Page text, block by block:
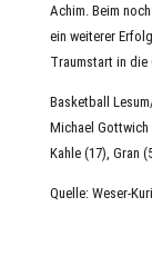
Achim. Beim
ein weiterer
Traumstart in die
Basketball
Michael Gottwich
Kahle (17), Gran
Quelle: Weser-